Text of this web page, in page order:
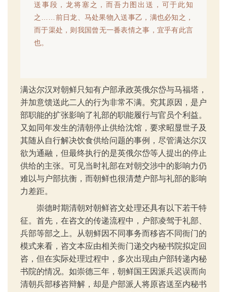
送事段，龙将塞之，而吾力图出送，可于此知
之……前日龙、马处果物入送事乙，满也必知之，
而于渠处，则我国曾无一番表情之事，宜乎有此言
也。
满达尔汉对朝鲜只知有户部承政英俄尔岱与马福塔，
并加意馈送此二人的行为非常不满。究其原因，是户
部职能的扩张影响了礼部的职能履行与官员个利益。
又如同年发生的清朝停止供给沈馆，要求昭显世子及
其随从自行解决饮食供给问题的事例，尽管满达尔汉
欲为通融，但最终执行的是英俄尔岱等人提出的停止
供给的主张。可见当时礼部在对朝交涉中的影响力仍
难以与户部抗衡，而朝鲜也很清楚户部与礼部的影响
力差距。
崇德时期清朝对朝鲜咨文处理还具有以下若干特
征。首先，在咨文的传递流程中，户部凌驾于礼部、
兵部等部之上。从朝鲜因不同事务而移咨不同衙门的
模式来看，咨文本应由相关衙门递交内秘书院拟定回
咨，但在实际处理过程中，多次出现由户部转递内秘
书院的情况。如崇德三年，朝鲜国王因派兵迟误而向
清朝兵部移咨辩解，却是户部派人将原咨送至内秘书